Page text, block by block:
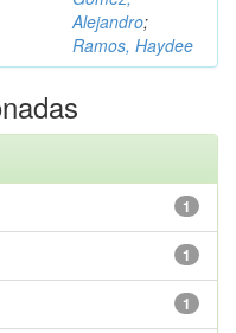
Alejandro;
Ramos, Haydee
1
1
1